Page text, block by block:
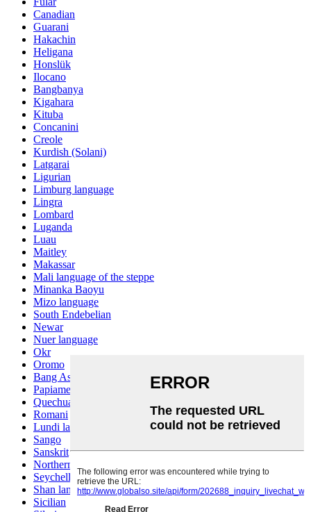
Canadian
Guarani
Hakachin
Heligana
Honslük
Ilocano
Bangbanya
Kigahara
Kituba
Concanini
Creole
Kurdish (Solani)
Latgarai
Ligurian
Limburg language
Lingra
Lombard
Luganda
Luau
Maitley
Makassar
Mali language of the steppe
Minanka Baoyu
Mizo language
South Endebelian
Newar
Nuer language
Okr
Oromo
Bang Ashinan
Papiamento
Quechua
Romani
Lundi language
Sango
Sanskrit
Northern Sotho
Seychelles Creole
Shan language
Sicilian